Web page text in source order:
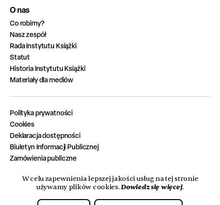
O nas
Co robimy?
Nasz zespół
Rada Instytutu Książki
Statut
Historia Instytutu Książki
Materiały dla mediów
Polityka prywatności
Cookies
Deklaracja dostępności
Biuletyn Informacji Publicznej
Zamówienia publiczne
Oferty pracy
W celu zapewnienia lepszej jakości usług na tej stronie
używamy plików cookies.Dowiedz się więcej.